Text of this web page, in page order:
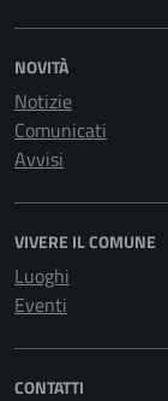
NOVITÀ
Notizie
Comunicati
Avvisi
VIVERE IL COMUNE
Luoghi
Eventi
CONTATTI